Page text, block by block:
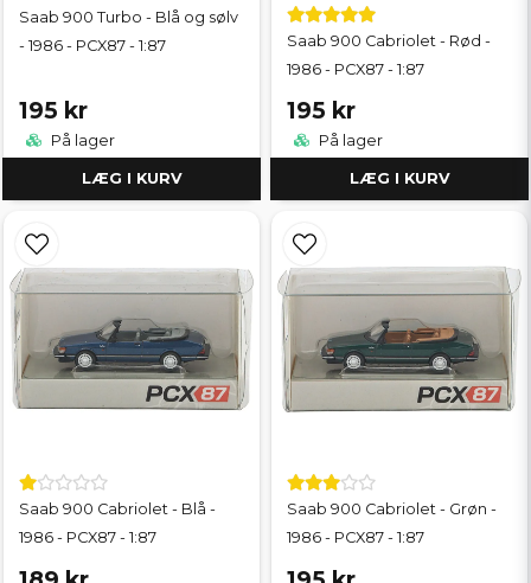
Saab 900 Turbo - Blå og sølv
- 1986 - PCX87 - 1:87
195 kr
På lager
LÆG I KURV
Saab 900 Cabriolet - Rød -
1986 - PCX87 - 1:87
195 kr
På lager
LÆG I KURV
Saab 900 Cabriolet - Blå -
1986 - PCX87 - 1:87
Saab 900 Cabriolet - Grøn -
1986 - PCX87 - 1:87